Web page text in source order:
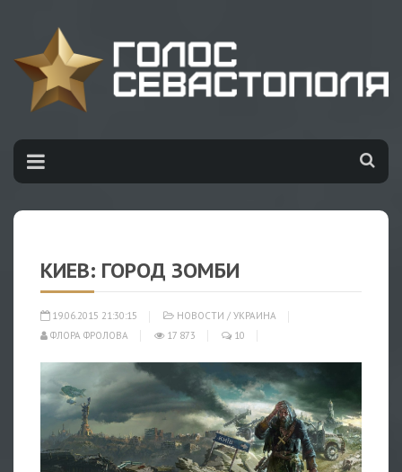
КИЕВ: ГОРОД ЗОМБИ
19.06.2015 21:30:15 НОВОСТИ / УКРАИНА
ФЛОРА ФРОЛОВА
17 873 10